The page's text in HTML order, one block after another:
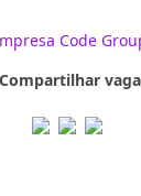
Code
Compartilhar